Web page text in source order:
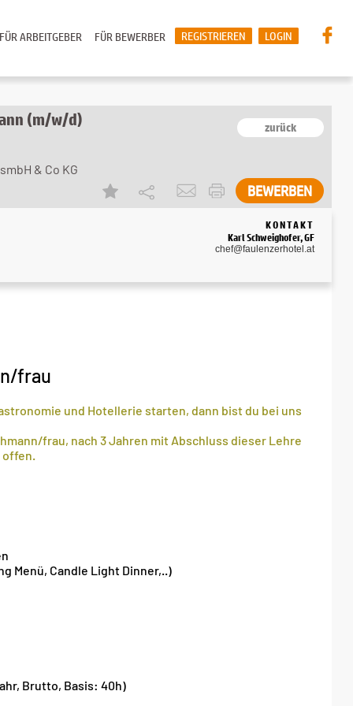
LOGIN
REGISTRIEREN
FÜR BEWERBER
FÜR ARBEITGEBER
(m/w/d) zurück
& Co KG
BEWERBEN
KONTAKT
Karl Schweighofer, GF
chef@faulenzerhotel.at
frau
und Hotellerie starten, dann bist du bei uns
frau, nach 3 Jahren mit Abschluss dieser Lehre
Menü, Candle Light Dinner,..)
Brutto, Basis: 40h)